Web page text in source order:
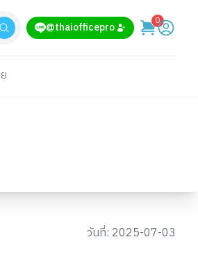
@thaiofficepro 0
วันที่: 2025-07-03